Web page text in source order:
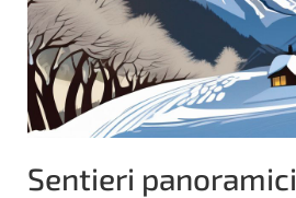
Sentieri panoramici